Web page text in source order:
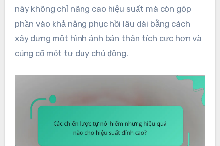
này không chỉ nâng cao hiệu suất mà còn góp
phần vào khả năng phục hồi lâu dài bằng cách
xây dựng một hình ảnh bản thân tích cực hơn và
củng cố một tư duy chủ động.